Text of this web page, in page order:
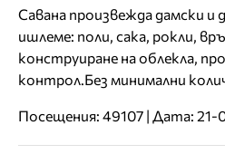
Савана произвежда дамски и
ишлеме: поли, сака, рокли,
конструиране на облекла,
контрол.Без минимални
Посещения: 49107 | Дата: